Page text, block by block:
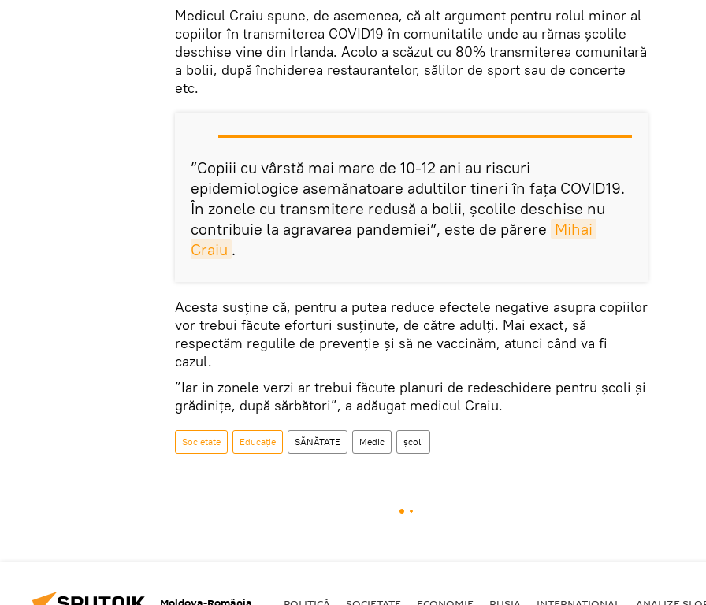
Medicul Craiu spune, de asemenea, că alt argument pentru rolul minor al
copiilor în transmiterea COVID19 în comunitatile unde au rămas școlile
deschise vine din Irlanda. Acolo a scăzut cu 80% transmiterea comunitară
a bolii, după închiderea restaurantelor, sălilor de sport sau de concerte
etc.
”Copiii cu vârstă mai mare de 10-12 ani au riscuri
epidemiologice asemănatoare adultilor tineri în fața COVID19.
În zonele cu transmitere redusă a bolii, școlile deschise nu
contribuie la agravarea pandemiei”, este de părere Mihai
Craiu .
Acesta susține că, pentru a putea reduce efectele negative asupra copiilor
vor trebui făcute eforturi susținute, de către adulți. Mai exact, să
respectăm regulile de prevenție și să ne vaccinăm, atunci când va fi
cazul.
”Iar in zonele verzi ar trebui făcute planuri de redeschidere pentru școli și
grădinițe, după sărbători”, a adăugat medicul Craiu.
Societate Educație SĂNĂTATE Medic școli